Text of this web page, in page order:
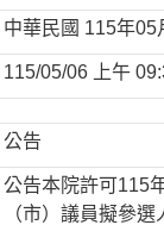
中華民國 115年05
115/05/06 上午
公告
公告本院許可115
（市）議員擬參